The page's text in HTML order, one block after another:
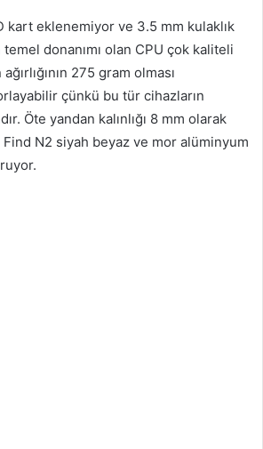
kart eklenemiyor ve 3.5 mm kulaklık
donanımı olan CPU çok kaliteli
275 gram olması
çünkü bu tür cihazların
Öte yandan kalınlığı 8 mm olarak
N2 siyah beyaz ve mor alüminyum